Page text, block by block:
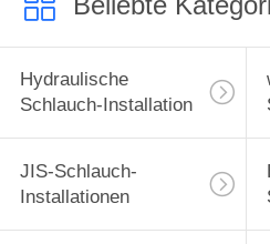
Hydraulische
Schlauch-Installation
JIS-Schlauch-
Installationen